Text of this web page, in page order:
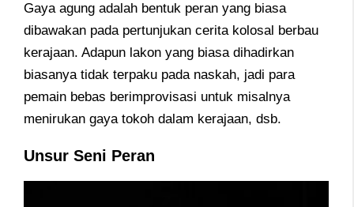
Gaya agung adalah bentuk peran yang biasa
dibawakan pada pertunjukan cerita kolosal berbau
kerajaan. Adapun lakon yang biasa dihadirkan
biasanya tidak terpaku pada naskah, jadi para
pemain bebas berimprovisasi untuk misalnya
menirukan gaya tokoh dalam kerajaan, dsb.
Unsur Seni Peran